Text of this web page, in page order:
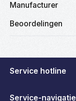
Manufacturer
Beoordelingen
Service hotline
Service-navigatie